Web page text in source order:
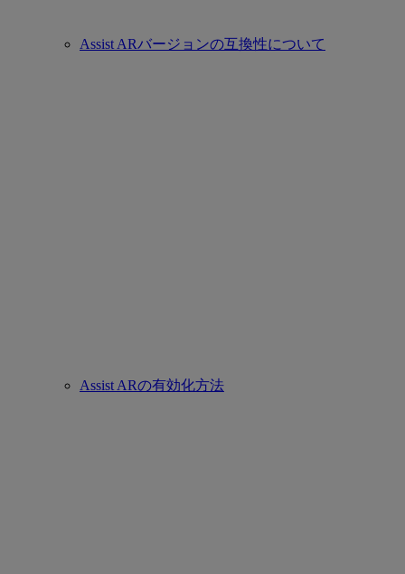
Assist ARバージョンの互換性について
Assist ARの有効化方法